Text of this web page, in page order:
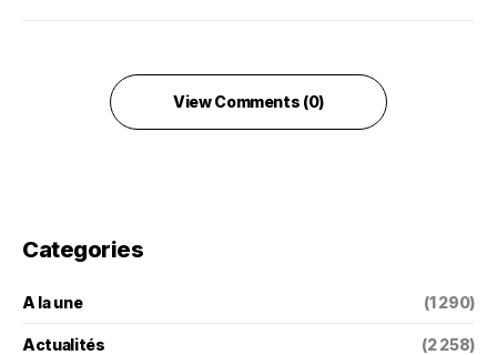
View Comments (0)
Categories
A la une (1 290)
Actualités (2 258)